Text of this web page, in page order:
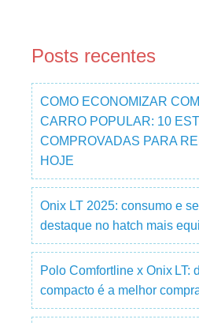
Posts recentes
COMO ECONOMIZAR
CARRO POPULAR: 10
COMPROVADAS PARA
HOJE
Onix LT 2025: consumo e
destaque no hatch mais
Polo Comfortline x Onix LT:
compacto é a melhor